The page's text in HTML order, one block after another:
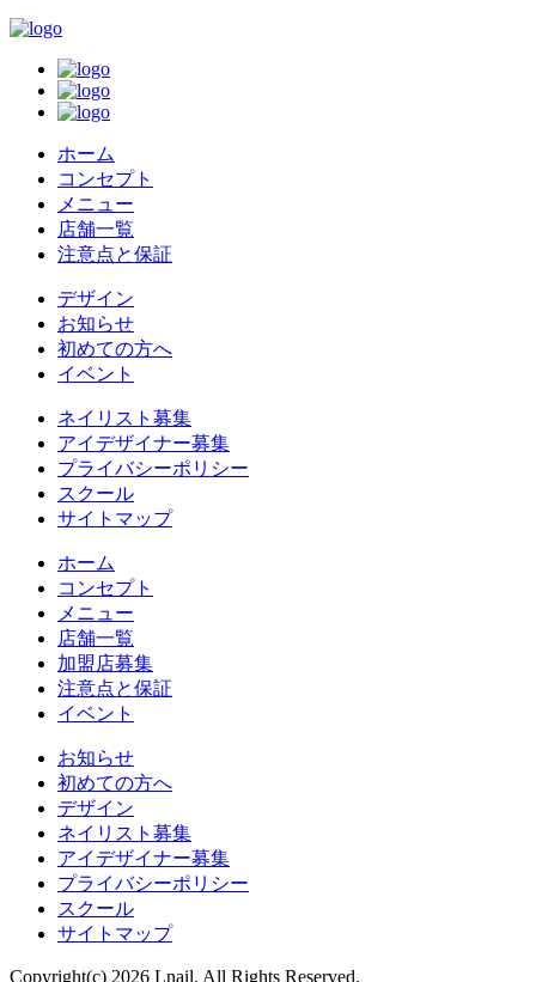
ホーム
コンセプト
メニュー
店舗一覧
注意点と保証
デザイン
お知らせ
初めての方へ
イベント
ネイリスト募集
アイデザイナー募集
プライバシーポリシー
スクール
サイトマップ
ホーム
コンセプト
メニュー
店舗一覧
加盟店募集
注意点と保証
イベント
お知らせ
初めての方へ
デザイン
ネイリスト募集
アイデザイナー募集
プライバシーポリシー
スクール
サイトマップ
Copyright(c) 2026 Lnail. All Rights Reserved.